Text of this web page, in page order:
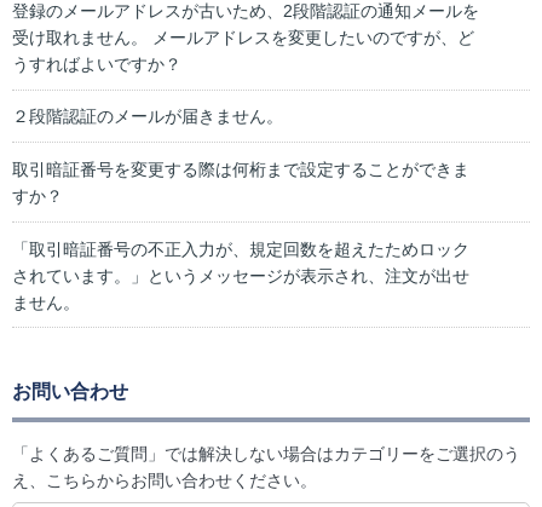
登録のメールアドレスが古いため、2段階認証の通知メールを
受け取れません。 メールアドレスを変更したいのですが、ど
うすればよいですか？
２段階認証のメールが届きません。
取引暗証番号を変更する際は何桁まで設定することができま
すか？
「取引暗証番号の不正入力が、規定回数を超えたためロック
されています。」というメッセージが表示され、注文が出せ
ません。
お問い合わせ
「よくあるご質問」では解決しない場合はカテゴリーをご選択のう
え、こちらからお問い合わせください。